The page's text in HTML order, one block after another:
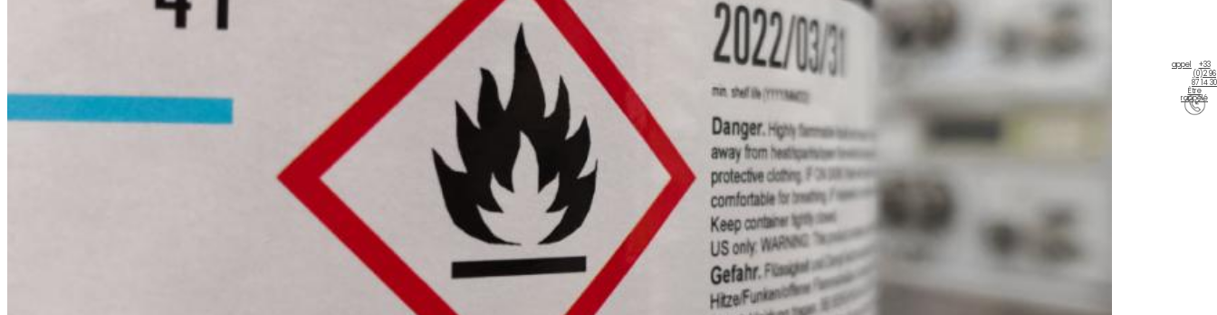
appel
+33
(0)2 96
87 14 30
Être
rappelé